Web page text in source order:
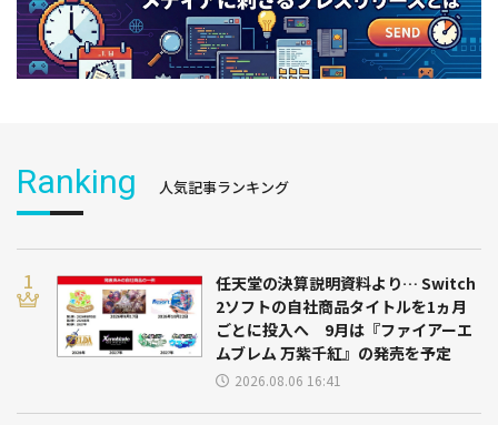
Ranking 人気記事ランキング
任天堂の決算説明資料より… Switch
2ソフトの自社商品タイトルを1ヵ月
ごとに投入へ 9月は『ファイアーエ
ムブレム 万紫千紅』の発売を予定
2026.08.06 16:41